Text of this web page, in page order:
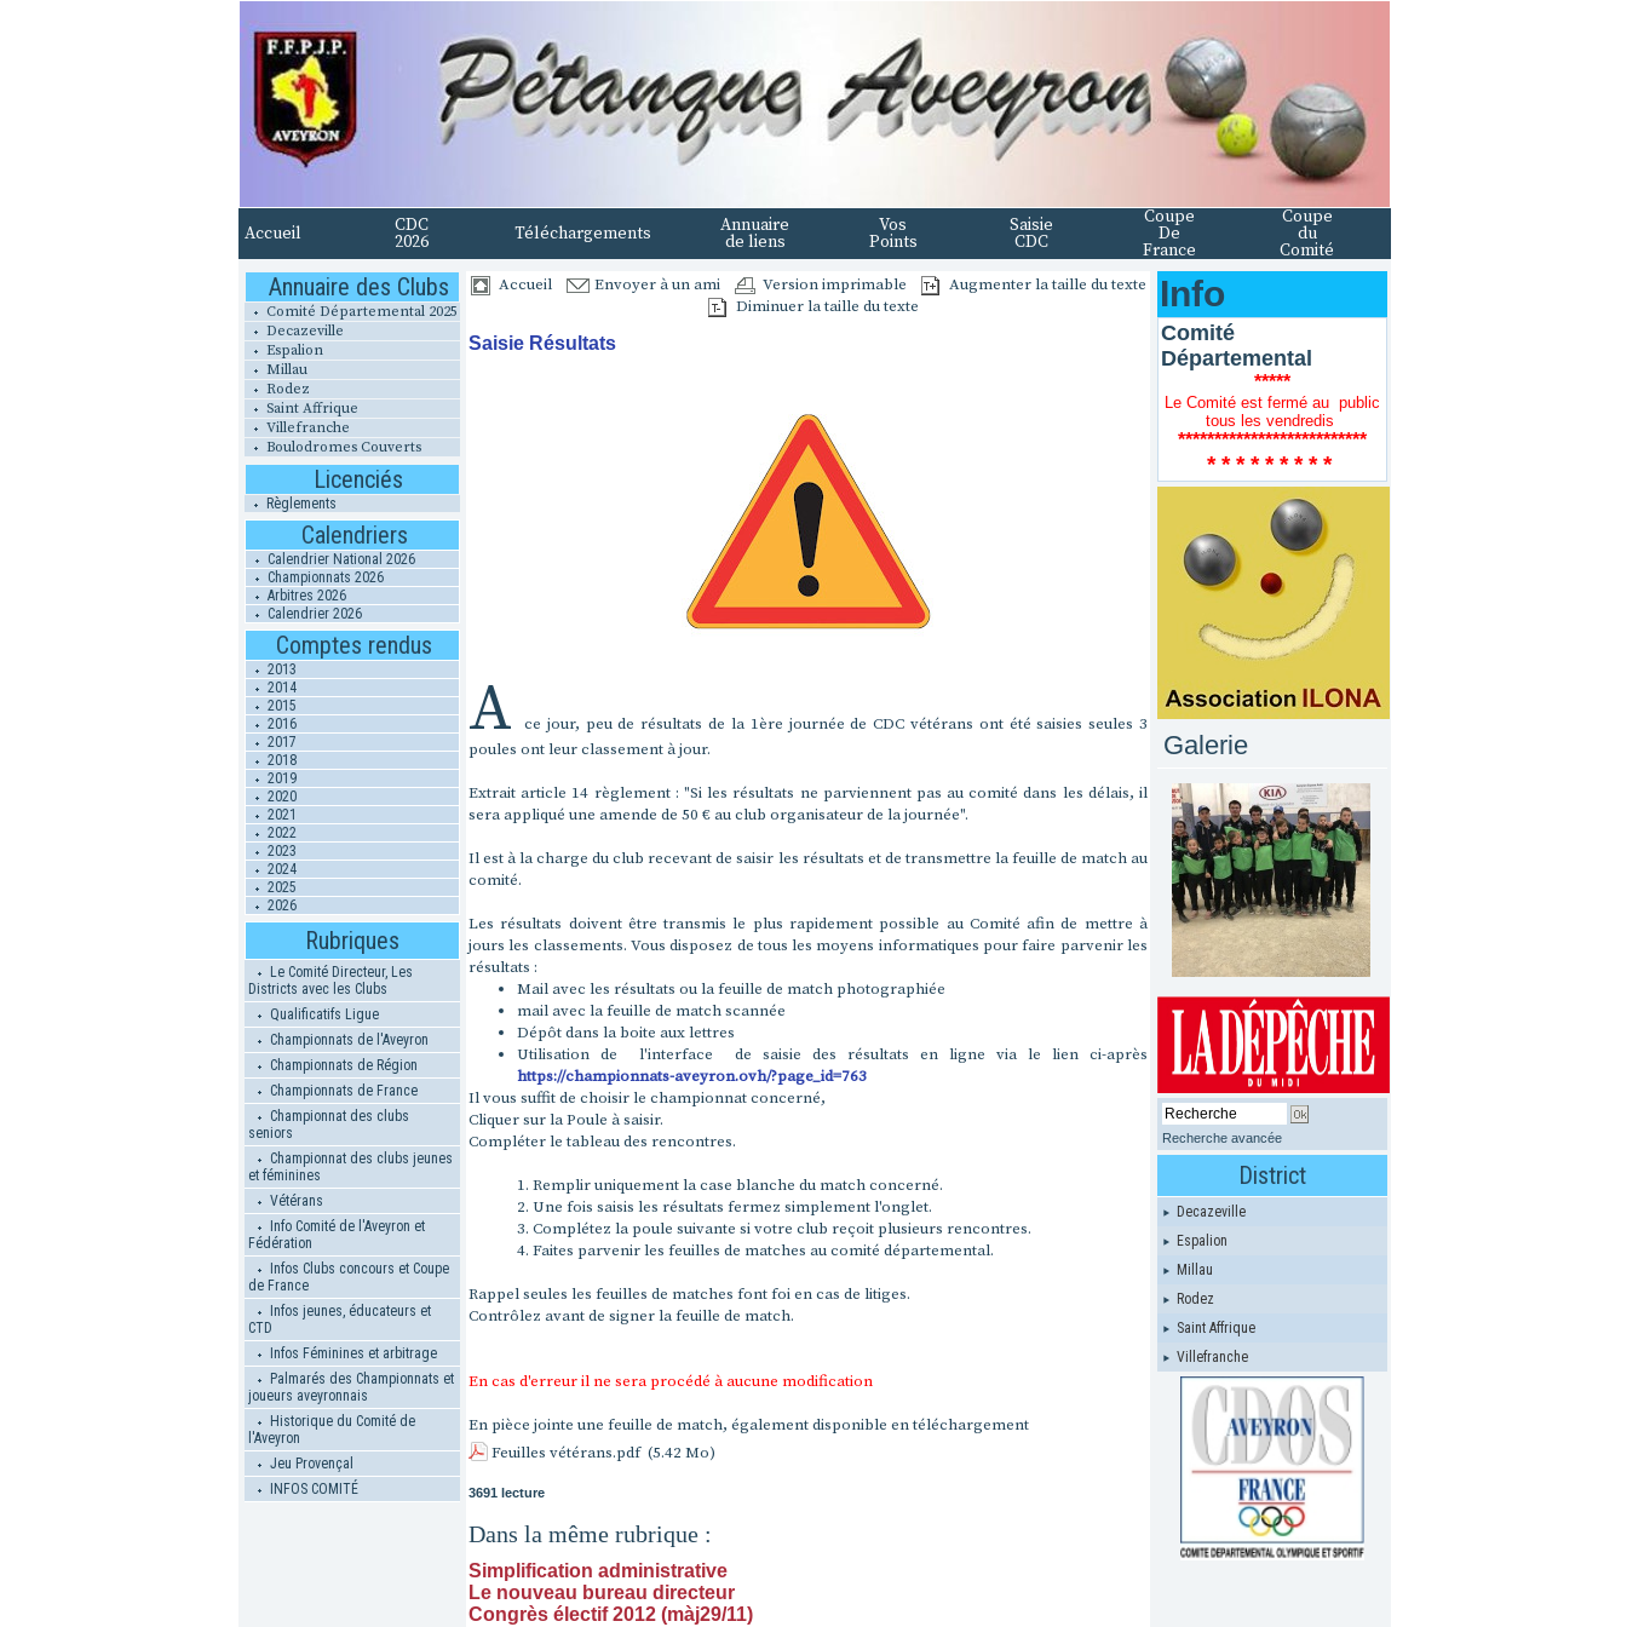
Accueil CDC
2026 Téléchargements Annuaire
de liens
Vos
Points
Saisie
CDC
Coupe
De
France
Coupe
du
Comité
Annuaire des Clubs
Comité Départemental 2025
Decazeville
Espalion
Millau
Rodez
Saint Affrique
Villefranche
Boulodromes Couverts
Licenciés
Règlements
Calendriers
Calendrier National 2026
Championnats 2026
Arbitres 2026
Calendrier 2026
Comptes rendus
2013
2014
2015
2016
2017
2018
2019
2020
2021
2022
2023
2024
2025
2026
Rubriques
Le Comité Directeur, Les
Districts avec les Clubs
Qualificatifs Ligue
Championnats de l'Aveyron
Championnats de Région
Championnats de France
Championnat des clubs
seniors
Championnat des clubs jeunes
et féminines
Vétérans
Info Comité de l'Aveyron et
Fédération
Infos Clubs concours et Coupe
de France
Infos jeunes, éducateurs et
CTD
Infos Féminines et arbitrage
Palmarés des Championnats et
joueurs aveyronnais
Historique du Comité de
l'Aveyron
Jeu Provençal
INFOS COMITÉ
Accueil Envoyer à un ami Version imprimable
Augmenter la taille du texte
Diminuer la taille du texte
Saisie Résultats
A
ce jour, peu de résultats de la 1ère journée de CDC vétérans ont été saisies seules 3
poules ont leur classement à jour.
Extrait article 14 règlement : "Si les résultats ne parviennent pas au comité dans les délais, il
sera appliqué une amende de 50 € au club organisateur de la journée".
Il est à la charge du club recevant de saisir les résultats et de transmettre la feuille de match au
comité.
Les résultats doivent être transmis le plus rapidement possible au Comité afin de mettre à
jours les classements. Vous disposez de tous les moyens informatiques pour faire parvenir les
résultats :
Mail avec les résultats ou la feuille de match photographiée
mail avec la feuille de match scannée
Dépôt dans la boite aux lettres
Utilisation de l'interface de saisie des résultats en ligne via le lien ci-après
https://championnats-aveyron.ovh/?page_id=763
Il vous suffit de choisir le championnat concerné,
Cliquer sur la Poule à saisir.
Compléter le tableau des rencontres.
Remplir uniquement la case blanche du match concerné.
Une fois saisis les résultats fermez simplement l'onglet.
Complétez la poule suivante si votre club reçoit plusieurs rencontres.
Faites parvenir les feuilles de matches au comité départemental.
Rappel seules les feuilles de matches font foi en cas de litiges.
Contrôlez avant de signer la feuille de match.
En cas d'erreur il ne sera procédé à aucune modification
En pièce jointe une feuille de match, également disponible en téléchargement
Feuilles vétérans.pdf (5.42 Mo)
3691 lecture
Dans la même rubrique :
Simplification administrative
Le nouveau bureau directeur
Congrès électif 2012 (màj29/11)
Info
Comité
Départemental
*****
Le Comité est fermé au public
tous les vendredis
**************************
* * * * * * * * *
Galerie
Recherche avancée
District
Decazeville
Espalion
Millau
Rodez
Saint Affrique
Villefranche